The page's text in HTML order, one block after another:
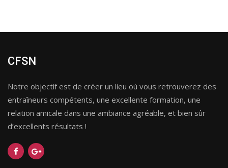
CFSN
Notre objectif est de créer un lieu où vous retrouverez des
entraîneurs compétents, une excellente formation, une
relation amicale dans une ambiance agréable, et bien sûr
d’excellents résultats !